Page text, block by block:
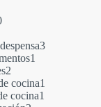
100
33
1
22
productos
cocina1
cocina1